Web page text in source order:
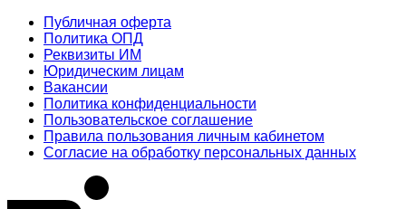
Публичная оферта
Политика ОПД
Реквизиты ИМ
Юридическим лицам
Вакансии
Политика конфиденциальности
Пользовательское соглашение
Правила пользования личным кабинетом
Согласие на обработку персональных данных